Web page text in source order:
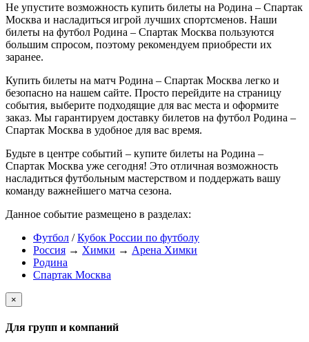
Не упустите возможность купить билеты на Родина – Спартак
Москва и насладиться игрой лучших спортсменов. Наши
билеты на футбол Родина – Спартак Москва пользуются
большим спросом, поэтому рекомендуем приобрести их
заранее.
Купить билеты на матч Родина – Спартак Москва легко и
безопасно на нашем сайте. Просто перейдите на страницу
события, выберите подходящие для вас места и оформите
заказ. Мы гарантируем доставку билетов на футбол Родина –
Спартак Москва в удобное для вас время.
Будьте в центре событий – купите билеты на Родина –
Спартак Москва уже сегодня! Это отличная возможность
насладиться футбольным мастерством и поддержать вашу
команду важнейшего матча сезона.
Данное событие размещено в разделах:
Футбол /Кубок России по футболу
Россия → Химки → Арена Химки
Родина
Спартак Москва
×
Для групп и компаний